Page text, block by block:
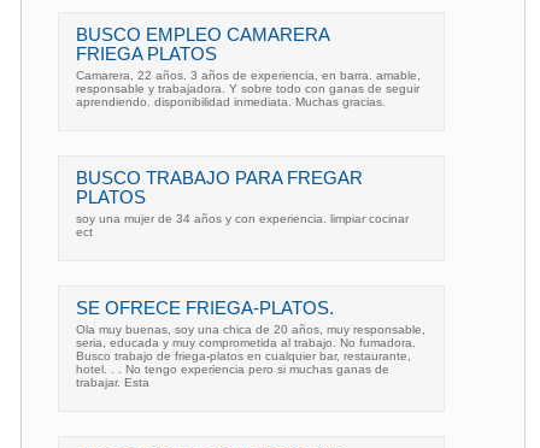
BUSCO EMPLEO CAMARERA
FRIEGA PLATOS
Camarera, 22 años. 3 años de experiencia, en barra. amable,
responsable y trabajadora. Y sobre todo con ganas de seguir
aprendiendo. disponibilidad inmediata. Muchas gracias.
BUSCO TRABAJO PARA FREGAR
PLATOS
soy una mujer de 34 años y con experiencia. limpiar cocinar
ect
SE OFRECE FRIEGA-PLATOS.
Ola muy buenas, soy una chica de 20 años, muy responsable,
seria, educada y muy comprometida al trabajo. No fumadora.
Busco trabajo de friega-platos en cualquier bar, restaurante,
hotel. . . No tengo experiencia pero si muchas ganas de
trabajar. Esta